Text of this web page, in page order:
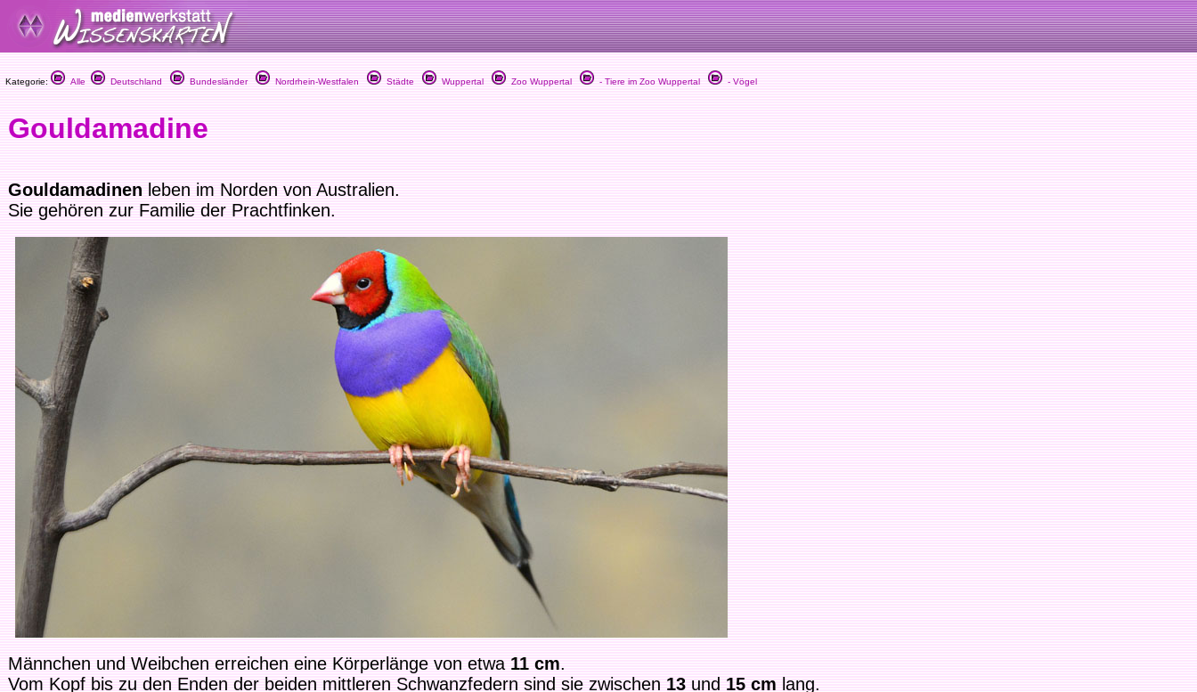
Kategorie: Alle Deutschland Bundesländer Nordrhein-Westfalen Städte Wuppertal Zoo Wuppertal - Tiere im Zoo Wuppertal - Vögel
Gouldamadine
Gouldamadinenleben im Norden von Australien.
Sie gehören zur Familie der Prachtfinken.
Männchen und Weibchen erreichen eine Körperlänge von etwa11 cm.
Vom Kopf bis zu den Enden der beiden mittleren Schwanzfedern sind sie zwischen13und15 cmlang.